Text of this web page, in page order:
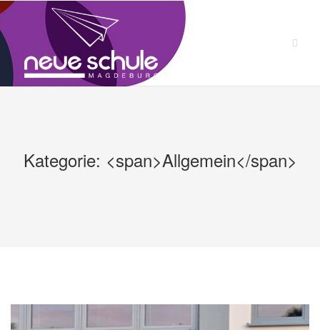
Zum
springen
Kategorie: <span>Allgemein</span>